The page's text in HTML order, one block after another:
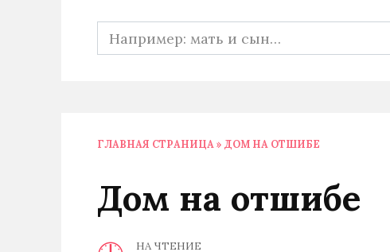
Search
for:
ГЛАВНАЯ СТРАНИЦА » ДОМ НА ОТШИБЕ
Дом на отшибе
НА ЧТЕНИЕ